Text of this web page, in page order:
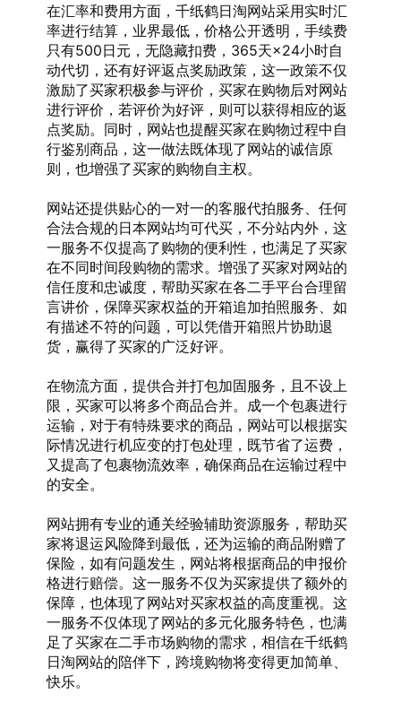
在汇率和费用方面，千纸鹤日淘网站采用实时汇
率进行结算，业界最低，价格公开透明，手续费
只有500日元，无隐藏扣费，365天×24小时自
动代切，还有好评返点奖励政策，这一政策不仅
激励了买家积极参与评价，买家在购物后对网站
进行评价，若评价为好评，则可以获得相应的返
点奖励。同时，网站也提醒买家在购物过程中自
行鉴别商品，这一做法既体现了网站的诚信原
则，也增强了买家的购物自主权。
网站还提供贴心的一对一的客服代拍服务、任何
合法合规的日本网站均可代买，不分站内外，这
一服务不仅提高了购物的便利性，也满足了买家
在不同时间段购物的需求。增强了买家对网站的
信任度和忠诚度，帮助买家在各二手平台合理留
言讲价，保障买家权益的开箱追加拍照服务、如
有描述不符的问题，可以凭借开箱照片协助退
货，赢得了买家的广泛好评。
在物流方面，提供合并打包加固服务，且不设上
限，买家可以将多个商品合并。成一个包裹进行
运输，对于有特殊要求的商品，网站可以根据实
际情况进行机应变的打包处理，既节省了运费，
又提高了包裹物流效率，确保商品在运输过程中
的安全。
网站拥有专业的通关经验辅助资源服务，帮助买
家将退运风险降到最低，还为运输的商品附赠了
保险，如有问题发生，网站将根据商品的申报价
格进行赔偿。这一服务不仅为买家提供了额外的
保障，也体现了网站对买家权益的高度重视。这
一服务不仅体现了网站的多元化服务特色，也满
足了买家在二手市场购物的需求，相信在千纸鹤
日淘网站的陪伴下，跨境购物将变得更加简单、
快乐。